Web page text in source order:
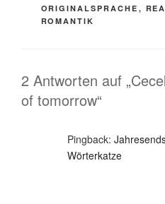
ORIGINALSPRACHE ,
ROMANTIK
2 Antworten auf
of tomorrow“
Pingback:
Wörterkatze